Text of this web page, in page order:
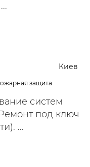
Киев
защита
систем
под ключ
...